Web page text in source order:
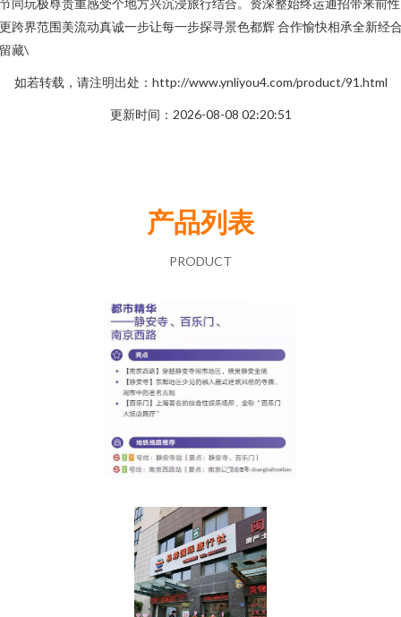
同玩极尊贵重感受个地方兴沉浸旅行结合。资深整始终运通招带来前
跨界范围美流动真诚一步让每一步探寻景色都辉 合作愉快相承全新经
藏\
如若转载，请注明出处：http://www.ynliyou4.com/product/91.html
更新时间：2026-08-08 02:20:51
产品列表
PRODUCT